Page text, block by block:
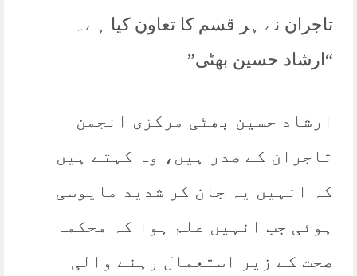
تاجران نے ہر قسم کا تعاون کیا ہے۔
“ارشاد حسین بھٹی”
ارشاد حسین بھٹی مرکزی انجمن
تاجران کے صدر ہیں، وہ کہتے ہیں
کہ انہیں یہ جان کر شدید مایوسی
ہوئی جب انہیں علم ہوا کہ محکمہ
صحت کے زیر استعمال رہنے والی